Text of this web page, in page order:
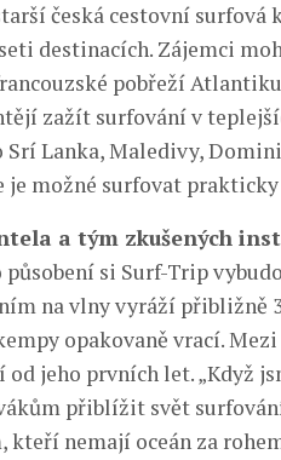
česká cestovní surfová
destinacích. Zájemci
pobřeží
zažít surfování v
Srí Lanka, Maledivy,
je možné surfovat
a tým zkušených
působení si Surf-Trip
na vlny vyráží přibližně
opakovaně vrací.
jeho prvních let. „Když
přiblížit svět
nemají oceán za